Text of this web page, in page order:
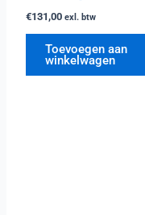
€131,00 exl. btw
Toevoegen aan
winkelwagen